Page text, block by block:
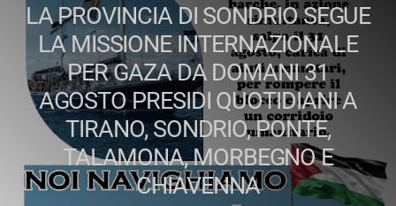
LA PROVINCIA DI SONDRIO SEGUE
LA MISSIONE INTERNAZIONALE
PER GAZA DA DOMANI 31
AGOSTO PRESIDI QUOTIDIANI A
TIRANO, SONDRIO, PONTE,
TALAMONA, MORBEGNO E
CHIAVENNA